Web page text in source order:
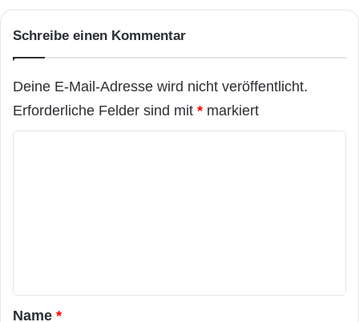
Schreibe einen Kommentar
Deine E-Mail-Adresse wird nicht veröffentlicht.
Erforderliche Felder sind mit * markiert
a
Name *